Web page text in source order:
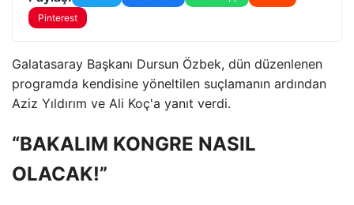
Pinterest
Galatasaray Başkanı Dursun Özbek, dün düzenlenen
programda kendisine yöneltilen suçlamanın ardından
Aziz Yıldırım ve Ali Koç'a yanıt verdi.
“BAKALIM KONGRE NASIL
OLACAK!”